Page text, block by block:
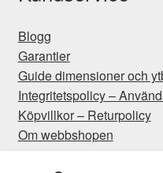
Blogg
Garantier
Guide dimensioner och
Integritetspolicy –
Köpvillkor – Returpolicy
Om webbshopen